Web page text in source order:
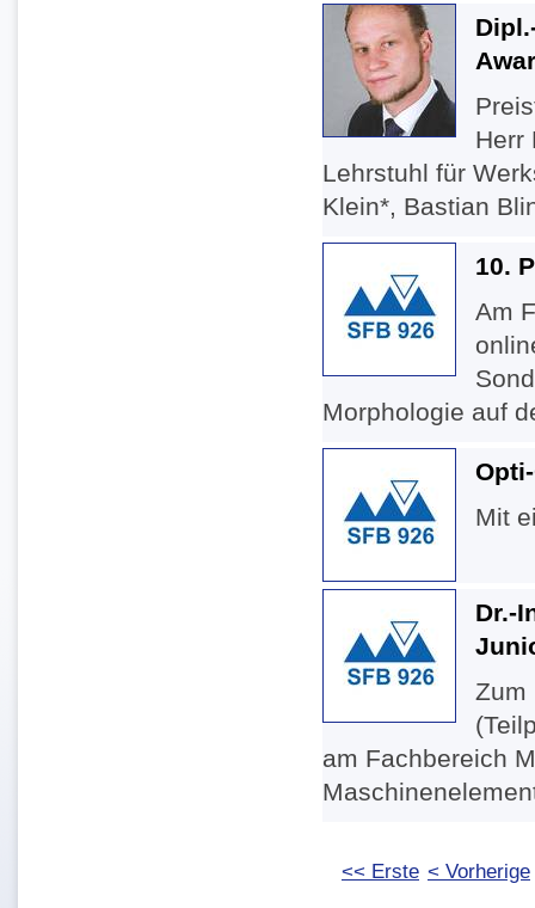
Herr
Lehrstuhl für
Klein*, Bastian
10.
Am
Morphologie auf
Mit
Dr.-
Zum
am Fachbereich
<< Erste < Vorherige